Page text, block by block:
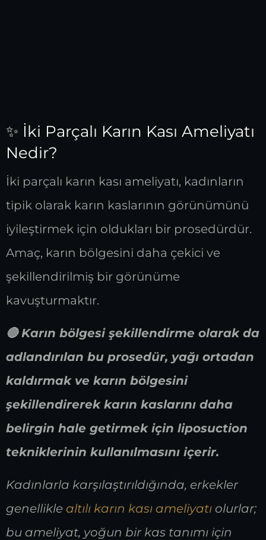
✨ İki Parçalı Karın Kası Ameliyatı
Nedir?
İki parçalı karın kası ameliyatı, kadınların
tipik olarak karın kaslarının görünümünü
iyileştirmek için oldukları bir prosedürdür.
Amaç, karın bölgesini daha çekici ve
şekillendirilmiş bir görünüme
kavuşturmaktır.
🔴 Karın bölgesi şekillendirme olarak da
adlandırılan bu prosedür, yağı ortadan
kaldırmak ve karın bölgesini
şekillendirerek karın kaslarını daha
belirgin hale getirmek için liposuction
tekniklerinin kullanılmasını içerir.
Kadınlarla karşılaştırıldığında, erkekler
genellikle altılı karın kası ameliyatı olurlar;
bu ameliyat, yoğun bir kas tanımı için